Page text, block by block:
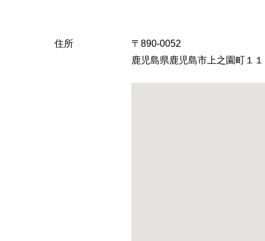
住所
〒890-0052
鹿児島県鹿児島市上之園町１